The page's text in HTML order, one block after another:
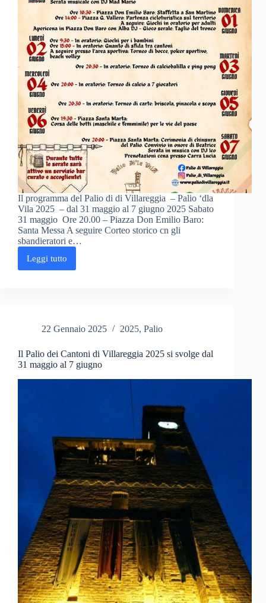
Il programma del Palio di di Villareggia – Palio ‘dla
Vila 2025 – dal 31 maggio al 7 giugno 2025 Sabato
31 maggio Ore 20.00 – Piazza Don Emilio Baro:
Santa Messa A seguire Corteo storico cn gli
sbandieratori e…
Leggi tutto
Il
programma
2025
22 Gennaio 2025 2025, Palio
Il Palio dei Cantoni di Villareggia 2025 si svolge dal
31 maggio al 7 giugno